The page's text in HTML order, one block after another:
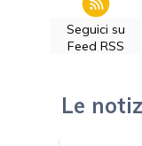
Seguici su
Feed RSS
Le